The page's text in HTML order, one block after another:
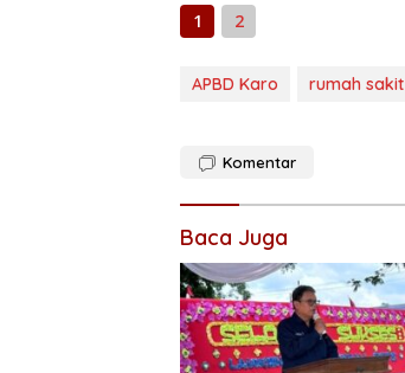
1
2
APBD Karo rumah sakit
Komentar
Baca Juga